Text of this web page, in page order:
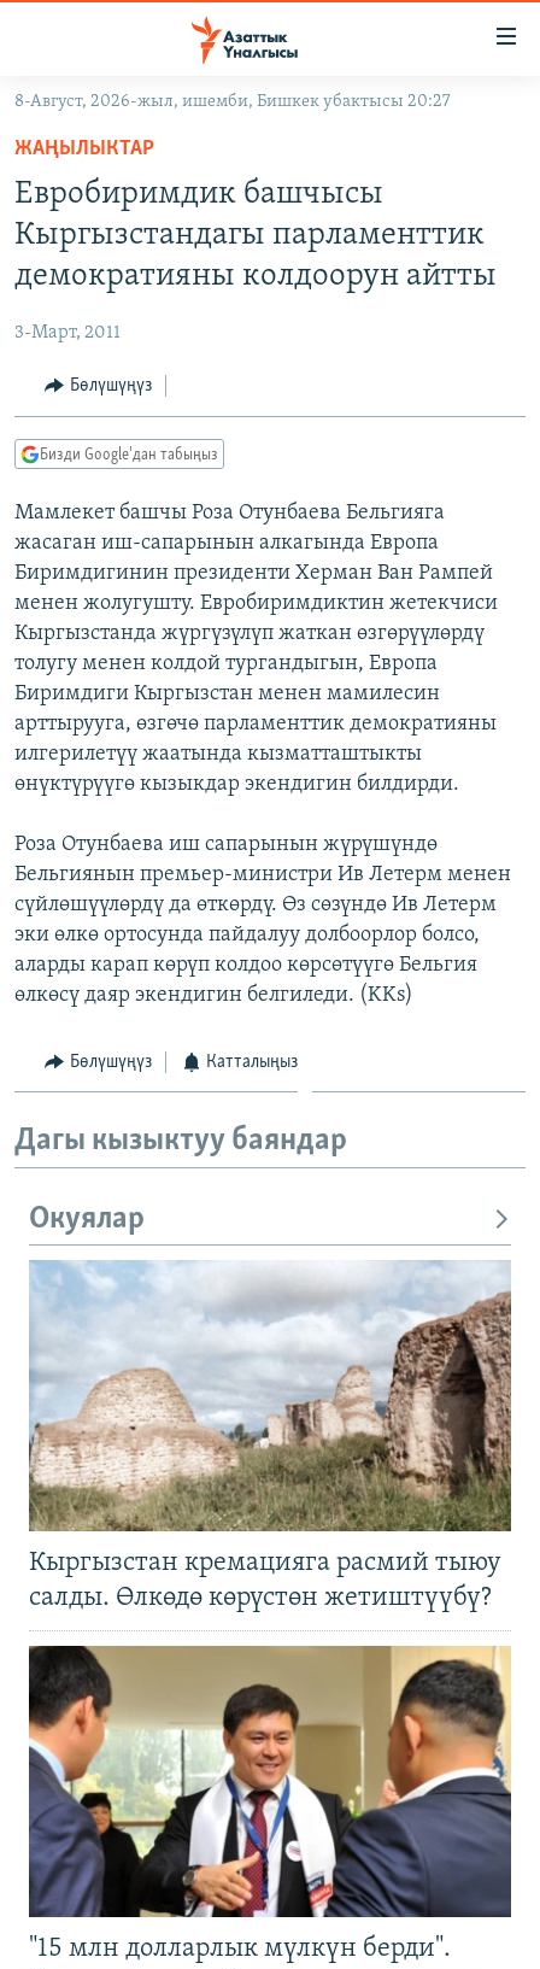
Навигацияга
өтүңүз
Издөөгө
салыңыз
КЫРГЫЗСТАН
КЫРГЫЗСТАН
МАДАНИЯТ
ДҮЙНӨ
УКРАИНА
ТВ ПРОГРАММАЛАР
БҮГҮН АЗАТТЫКТА
ДАНИСТЕ
АЗАТТЫК+
ЫҢГАЙСЫЗ СУРООЛОР
ПОДКАСТ
ОНЛАЙН ШЕРИНЕ
ЭЕ/АРнун бардык сайттары
8-Август, 2026-жыл, ишемби, Бишкек убактысы 20:27
ЖАҢЫЛЫКТАР
Евробиримдик башчысы
Кыргызстандагы парламенттик
демократияны колдоорун айтты
3-Март, 2011
Бөлүшүңүз
Бизди Google'дан табыңыз
Мамлекет башчы Роза Отунбаева Бельгияга
жасаган иш-сапарынын алкагында Европа
Биримдигинин президенти Херман Ван Рампей
менен жолугушту. Евробиримдиктин жетекчиси
Кыргызстанда жүргүзүлүп жаткан өзгөрүүлөрдү
толугу менен колдой тургандыгын, Европа
Биримдиги Кыргызстан менен мамилесин
арттырууга, өзгөчө парламенттик демократияны
илгерилетүү жаатында кызматташтыкты
өнүктүрүүгө кызыкдар экендигин билдирди.
Роза Отунбаева иш сапарынын жүрүшүндө
Бельгиянын премьер-министри Ив Летерм менен
сүйлөшүүлөрдү да өткөрдү. Өз сөзүндө Ив Летерм
эки өлкө ортосунда пайдалуу долбоорлор болсо,
аларды карап көрүп колдоо көрсөтүүгө Бельгия
өлкөсү даяр экендигин белгиледи. (KKs)
Бөлүшүңүз Катталыңыз
Дагы кызыктуу баяндар
Окуялар
Кыргызстан кремацияга расмий тыюу
салды. Өлкөдө көрүстөн жетиштүүбү?
"15 млн долларлык мүлкүн берди".